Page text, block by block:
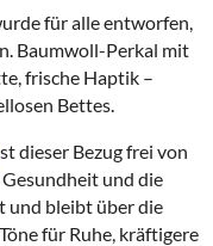
für alle entworfen,
Baumwoll-Perkal mit
frische Haptik –
Bettes.
dieser Bezug frei von
und die
und bleibt über die
für Ruhe, kräftigere